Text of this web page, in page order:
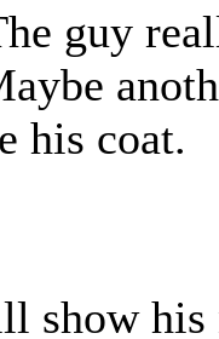
guy
his coat.
show